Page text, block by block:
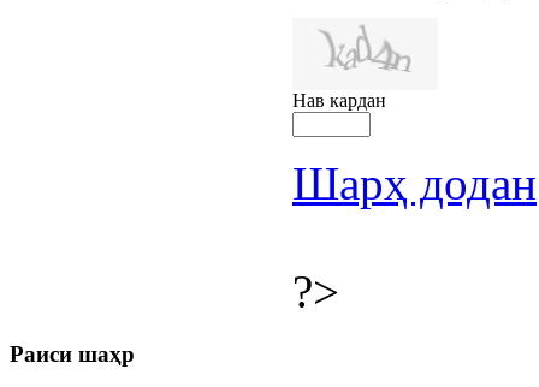
Нав кардан
Шарҳ додан
?>
Раиси шаҳр